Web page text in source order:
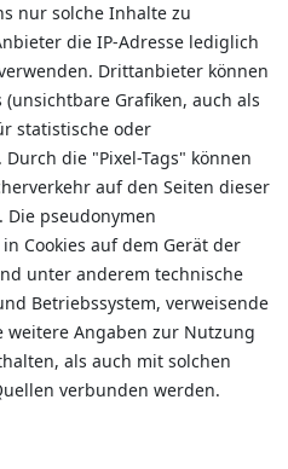
nur solche Inhalte zu
die IP-Adresse lediglich
Drittanbieter können
Grafiken, auch als
statistische oder
die "Pixel-Tags" können
auf den Seiten dieser
Die pseudonymen
Cookies auf dem Gerät der
unter anderem technische
Betriebssystem, verweisende
weitere Angaben zur Nutzung
als auch mit solchen
verbunden werden.